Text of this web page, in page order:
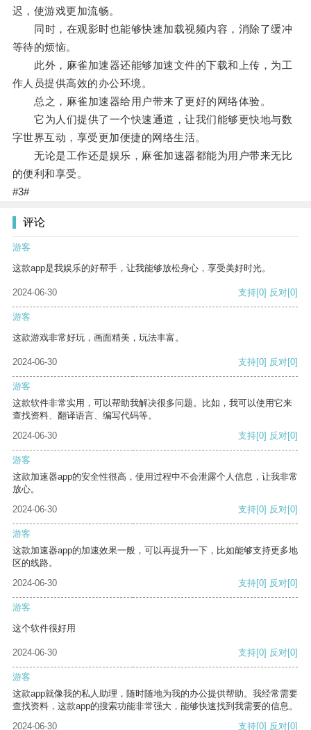
迟，使游戏更加流畅。
同时，在观影时也能够快速加载视频内容，消除了缓冲
等待的烦恼。
此外，麻雀加速器还能够加速文件的下载和上传，为工
作人员提供高效的办公环境。
总之，麻雀加速器给用户带来了更好的网络体验。
它为人们提供了一个快速通道，让我们能够更快地与数
字世界互动，享受更加便捷的网络生活。
无论是工作还是娱乐，麻雀加速器都能为用户带来无比
的便利和享受。
#3#
评论
游客
这款app是我娱乐的好帮手，让我能够放松身心，享受美好时光。
2024-06-30 支持[0] 反对[0]
游客
这款游戏非常好玩，画面精美，玩法丰富。
2024-06-30 支持[0] 反对[0]
游客
这款软件非常实用，可以帮助我解决很多问题。比如，我可以使用它来
查找资料、翻译语言、编写代码等。
2024-06-30
支持[0] 反对[0]
游客
这款加速器app的安全性很高，使用过程中不会泄露个人信息，让我非常
放心。
2024-06-30
支持[0] 反对[0]
游客
这款加速器app的加速效果一般，可以再提升一下，比如能够支持更多地
区的线路。
2024-06-30
支持[0] 反对[0]
游客
这个软件很好用
2024-06-30 支持[0] 反对[0]
游客
这款app就像我的私人助理，随时随地为我的办公提供帮助。我经常需要
查找资料，这款app的搜索功能非常强大，能够快速找到我需要的信息。
2024-06-30
支持[0] 反对[0]